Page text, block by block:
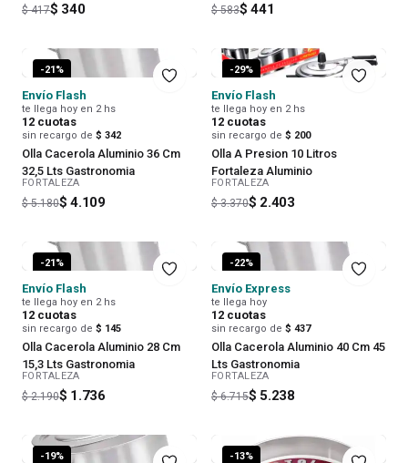
$ 417$ 340 $ 583$ 441
-21%
Envío Flash
te llega hoy en 2 hs
12 cuotas
sin recargo de $ 342
Olla Cacerola Aluminio 36 Cm
32,5 Lts Gastronomia
FORTALEZA
$ 5.180$ 4.109
-29%
Envío Flash
te llega hoy en 2 hs
12 cuotas
sin recargo de $ 200
Olla A Presion 10 Litros
Fortaleza Aluminio
FORTALEZA
$ 3.370$ 2.403
-21%
Envío Flash
te llega hoy en 2 hs
12 cuotas
sin recargo de $ 145
Olla Cacerola Aluminio 28 Cm
15,3 Lts Gastronomia
FORTALEZA
$ 2.190$ 1.736
-22%
Envío Express
te llega hoy
12 cuotas
sin recargo de $ 437
Olla Cacerola Aluminio 40 Cm 45
Lts Gastronomia
FORTALEZA
$ 6.715$ 5.238
-19% -13%